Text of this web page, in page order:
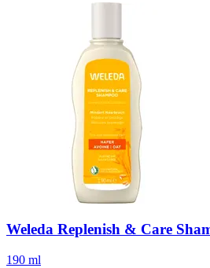
Weleda Replenish & Care
190 ml